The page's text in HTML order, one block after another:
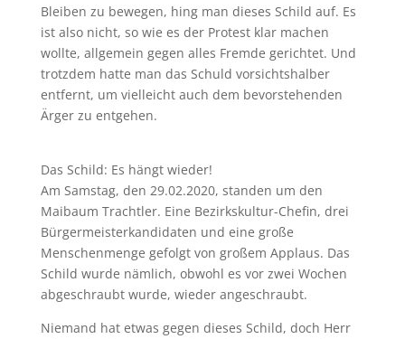
Bleiben zu bewegen, hing man dieses Schild auf. Es
ist also nicht, so wie es der Protest klar machen
wollte, allgemein gegen alles Fremde gerichtet. Und
trotzdem hatte man das Schuld vorsichtshalber
entfernt, um vielleicht auch dem bevorstehenden
Ärger zu entgehen.
Das Schild: Es hängt wieder!
Am Samstag, den 29.02.2020, standen um den
Maibaum Trachtler. Eine Bezirkskultur-Chefin, drei
Bürgermeisterkandidaten und eine große
Menschenmenge gefolgt von großem Applaus. Das
Schild wurde nämlich, obwohl es vor zwei Wochen
abgeschraubt wurde, wieder angeschraubt.
Niemand hat etwas gegen dieses Schild, doch Herr